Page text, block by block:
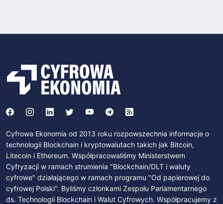
Cyfrowa Ekonomia od 2013 roku rozpowszechnia informacje o
technologii Blockchain i kryptowalutach takich jak Bitcoin,
Litecoin i Ethereum. Współpracowaliśmy Ministerstwem
Cyfryzacji w ramach strumienia "Blockchain/DLT i waluty
cyfrowe" działającego w ramach programu "Od papierowej do
cyfrowej Polski". Byliśmy członkami Zespołu Parlamentarnego
ds. Technologii Blockchain i Walut Cyfrowych. Współpracujemy z